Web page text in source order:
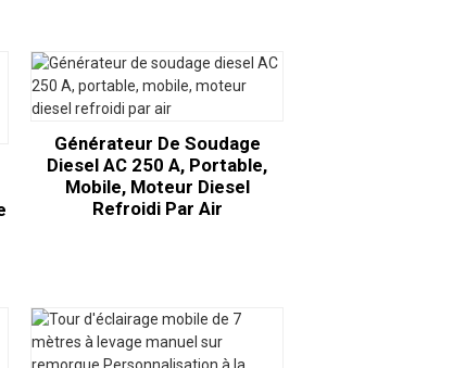
Générateur De Soudage
Diesel AC 250 A, Portable,
Mobile, Moteur Diesel
Refroidi Par Air